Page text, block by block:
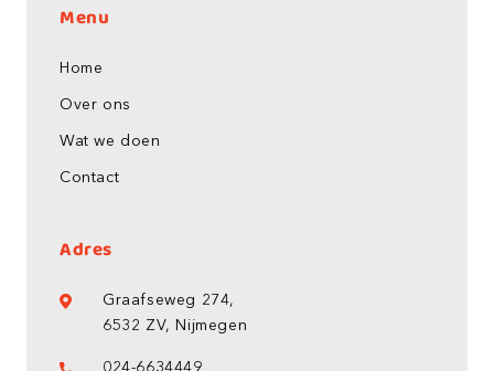
Menu
Home
Over ons
Wat we doen
Contact
Adres
Graafseweg 274,
6532 ZV, Nijmegen
024-6634449